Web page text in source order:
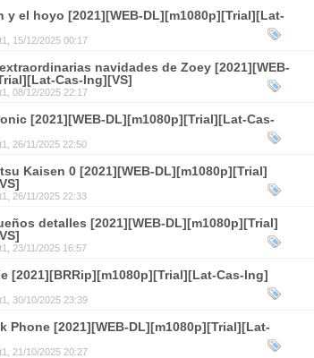
y el hoyo [2021][WEB-DL][m1080p][Trial][Lat-
, 15/12/2025 00:17
navidades de Zoey [2021][WEB-
Cas-Ing][VS]
, 08/12/2025 22:17
[2021][WEB-DL][m1080p][Trial][Lat-Cas-
, 26/11/2025 22:50
Kaisen 0 [2021][WEB-DL][m1080p][Trial]
, 26/11/2025 22:33
detalles [2021][WEB-DL][m1080p][Trial]
, 23/11/2025 16:57
[2021][BRRip][m1080p][Trial][Lat-Cas-Ing]
, 30/10/2025 23:39
Phone [2021][WEB-DL][m1080p][Trial][Lat-
, 21/10/2025 20:27